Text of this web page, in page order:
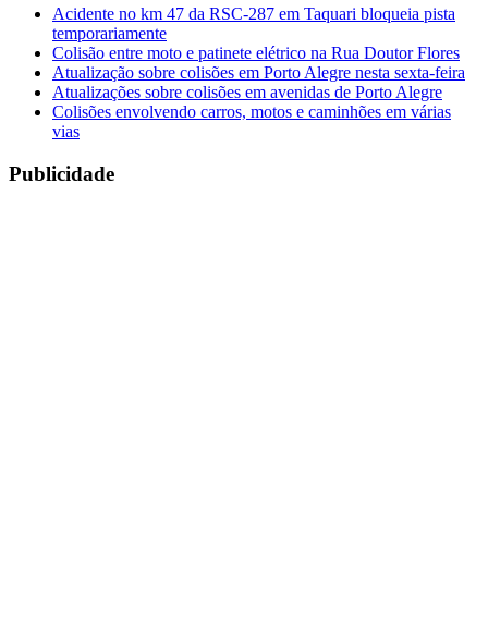
Acidente no km 47 da RSC-287 em Taquari bloqueia pista
temporariamente
Colisão entre moto e patinete elétrico na Rua Doutor Flores
Atualização sobre colisões em Porto Alegre nesta sexta-feira
Atualizações sobre colisões em avenidas de Porto Alegre
Colisões envolvendo carros, motos e caminhões em várias
vias
Publicidade